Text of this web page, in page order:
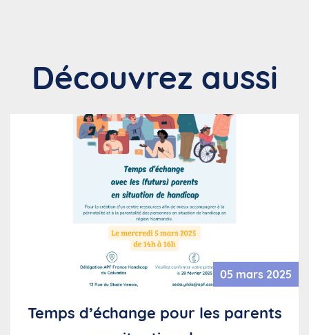
Découvrez aussi
05 mars 2025
Temps d’échange pour les parents